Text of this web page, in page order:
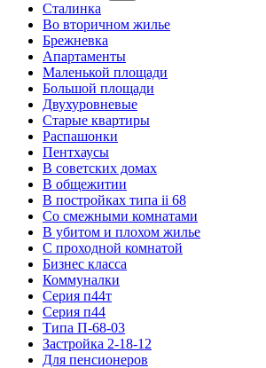
Сталинка
Во вторичном жилье
Брежневка
Апартаменты
Маленькой площади
Большой площади
Двухуровневые
Старые квартиры
Распашонки
Пентхаусы
В советских домах
В общежитии
В постройках типа ii 68
Со смежными комнатами
В убитом и плохом жилье
С проходной комнатой
Бизнес класса
Коммуналки
Серия п44т
Серия п44
Типа П-68-03
Застройка 2-18-12
Для пенсионеров